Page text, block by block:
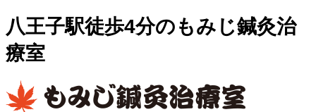
八王子駅徒歩4分のもみじ鍼灸治
療室